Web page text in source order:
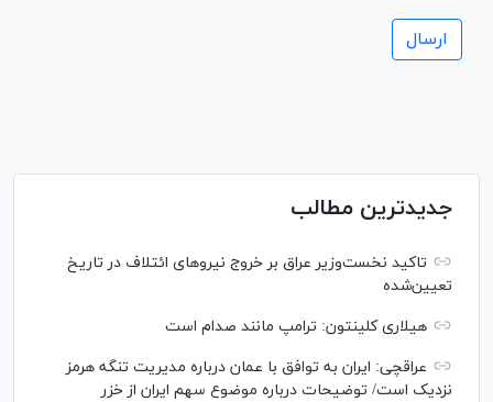
جدیدترین مطالب
تاکید نخست‌وزیر عراق بر خروج نیروهای ائتلاف در تاریخ
تعیین‌شده
هیلاری کلینتون: ترامپ مانند صدام است
عراقچی: ایران به توافق با عمان درباره مدیریت تنگه هرمز
نزدیک است/ توضیحات درباره موضوع سهم ایران از خزر